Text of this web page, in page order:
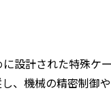
設計された特殊ケ
、機械の精密制御や